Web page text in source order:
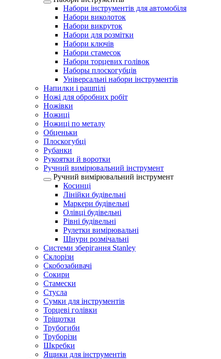
Набори інструментів для автомобіля
Набори виколоток
Набори викруток
Набори для розмітки
Набори ключів
Набори стамесок
Набори торцевих голівок
Наборы плоскогубців
Універсальні набори інструментів
Напилки і рашпілі
Ножі для обробних робіт
Ножівки
Ножиці
Ножиці по металу
Обценьки
Плоскогубці
Рубанки
Рукоятки й воротки
Ручний вимірювальний інструмент
Ручний вимірювальний інструмент
Косинці
Лінійки будівельні
Маркери будівельні
Олівці будівельні
Рівні будівельні
Рулетки вимірювальні
Шнури розмічальні
Системи зберігання Stanley
Склорізи
Скобозабивачі
Сокири
Стамески
Стусла
Сумки для інструментів
Торцеві голівки
Тріщотки
Трубогиби
Труборізи
Шкребки
Ящики для інструментів